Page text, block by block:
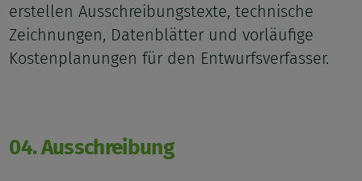
erstellen Ausschreibungstexte, technische
Zeichnungen, Datenblätter und vorläufige
Kostenplanungen für den Entwurfsverfasser.
04. Ausschreibung